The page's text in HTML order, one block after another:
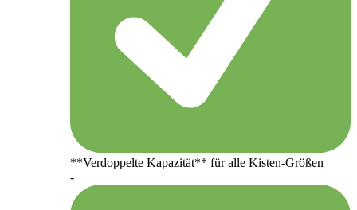
**Verdoppelte Kapazität** für alle Kisten-Größen
-